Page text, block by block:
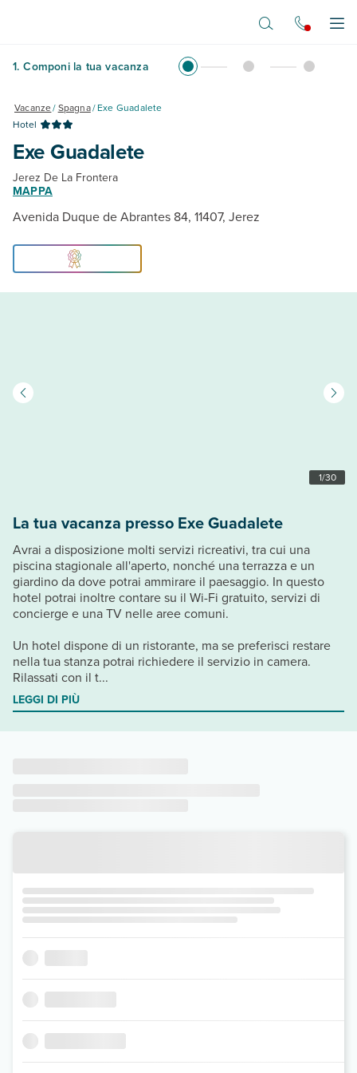
1. Componi la tua vacanza
Vacanze/Spagna/Exe Guadalete
Hotel
Exe Guadalete
Jerez De La Frontera
MAPPA
Avenida Duque de Abrantes 84, 11407, Jerez
1/30
La tua vacanza presso Exe Guadalete
Avrai a disposizione molti servizi ricreativi, tra cui una
piscina stagionale all'aperto, nonché una terrazza e un
giardino da dove potrai ammirare il paesaggio. In questo
hotel potrai inoltre contare su il Wi-Fi gratuito, servizi di
concierge e una TV nelle aree comuni.
Un hotel dispone di un ristorante, ma se preferisci restare
nella tua stanza potrai richiedere il servizio in camera.
Rilassati con il t...
LEGGI DI PIÙ